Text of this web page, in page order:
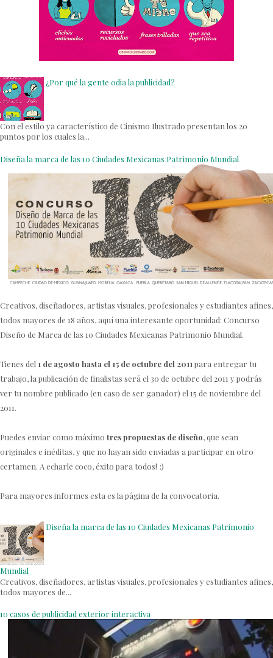
¿Por qué la gente odia la publicidad?
Con el estilo ya característico de Cinismo Ilustrado presentan los 20
puntos por los cuales la...
Diseña la marca de las 10 Ciudades Mexicanas Patrimonio Mundial
Creativos, diseñadores, artistas visuales, profesionales y estudiantes afines,
todos mayores de 18 años, aquí una interesante oportunidad: Concurso
Diseño de Marca de las 10 Ciudades Mexicanas Patrimonio Mundial.
Tienes del 1 de agosto hasta el 15 de octubre del 2011 para entregar tu
trabajo, la publicación de finalistas será el 30 de octubre del 2011 y podrás
ver tu nombre publicado (en caso de ser ganador) el 15 de noviembre del
2011.
Puedes enviar como máximo tres propuestas de diseño, que sean
originales e inéditas, y que no hayan sido enviadas a participar en otro
certamen. A echarle coco, éxito para todos! :)
Para mayores informes esta es la página de la convocatoria.
Diseña la marca de las 10 Ciudades Mexicanas Patrimonio
Mundial
Creativos, diseñadores, artistas visuales, profesionales y estudiantes afines,
todos mayores de...
10 casos de publicidad exterior interactiva